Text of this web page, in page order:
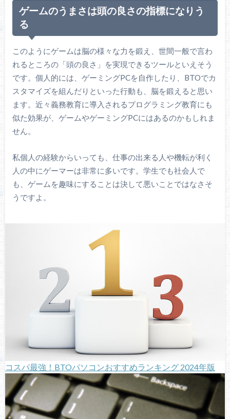
ゲームのうまさは頭の良さの指標になりう
る
このようにゲームは脳の様々な力を鍛え、世間一般で言わ
れるところの「頭の良さ」を実現できるツールといえそう
です。個人的には、ゲーミングPCを自作したり、BTOでカ
スタマイズを組んだりといった行動も、脳を鍛えると思い
ます。近々義務教育に導入されるプログラミング教育にも
似た効果が、ゲームやゲーミングPCにはあるのかもしれま
せん。
私個人の経験からいっても、仕事の出来る人や機転が利く
人の中にゲーマーは非常に多いです。学生でも社会人で
も、ゲームを趣味にすることは決して悪いことではなさそ
うですよ。
コスパ最強！BTOパソコンおすすめランキング 2024年版